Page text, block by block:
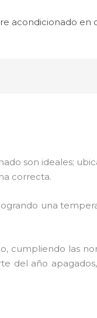
acondicionado en
son ideales;
correcta.
una
cumpliendo las
del año